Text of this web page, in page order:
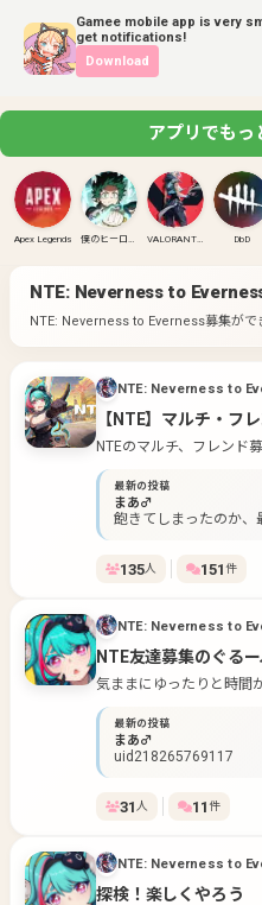
Gamee mobile app is very
get notifications!
Download
アプリでも
Apex Legends 僕のヒーローアカデミア ULTRA RUMBLE VALORANT(PC) DbD
NTE: Neverness to
NTE: Neverness to Everness募集がで
NTE: Neverness to
【NTE】マルチ・フ
NTEのマルチ、フレンド
さい
最新の投稿
まあ♂
飽きてしまったのか、
ださい
135人 151件
NTE: Neverness to
NTE友達募集のぐる
気ままにゆったりと時間
場をつくりました。 よろしくお願いします、基本ゲームの利用
規約だけ守って遊びまし
最新の投稿
まあ♂
uid218265769117
31 人 11件
NTE: Neverness to
探検！楽しくやろう